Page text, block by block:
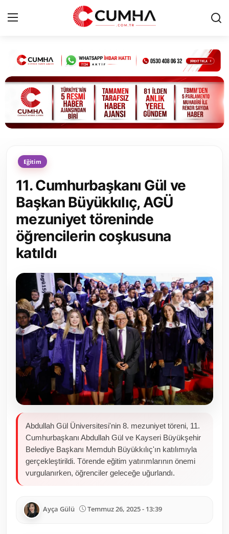
Kurumsal
Cumhurbaşkanlığı
Bakanlıklar
Siyasi Partiler
Yerel Yönetimler
Mülki İdare
Toplum ve Yaşam
Kamu Kurumları ve Üst Kurullar
Resmi Reklamlar
Eğitim
11. Cumhurbaşkanı Gül ve
Başkan Büyükkılıç, AGÜ
mezuniyet töreninde
öğrencilerin coşkusuna
katıldı
Abdullah Gül Üniversitesi'nin 8. mezuniyet töreni, 11.
Cumhurbaşkanı Abdullah Gül ve Kayseri Büyükşehir
Belediye Başkanı Memduh Büyükkılıç'ın katılımıyla
gerçekleştirildi. Törende eğitim yatırımlarının önemi
vurgulanırken, öğrenciler geleceğe uğurlandı.
Ayça Gülü Temmuz 26, 2025 - 13:39